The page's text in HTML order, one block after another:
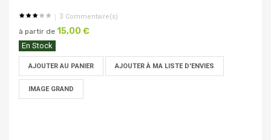
3 Commentaire(s)
à partir de 15,00 €
En Stock
AJOUTER AU PANIER AJOUTER À MA LISTE D'ENVIES
IMAGE GRAND